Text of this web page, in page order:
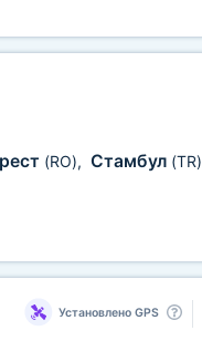
(RO), Стамбул (TR)
Установлено GPS